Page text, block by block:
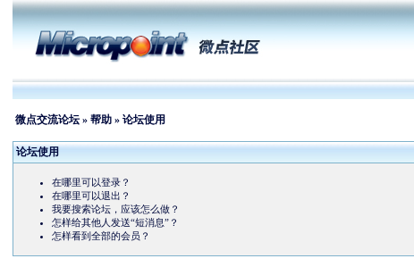
微点交流论坛» 帮助» 论坛使用
论坛使用
在哪里可以登录？
在哪里可以退出？
我要搜索论坛，应该怎么做？
怎样给其他人发送“短消息”？
怎样看到全部的会员？